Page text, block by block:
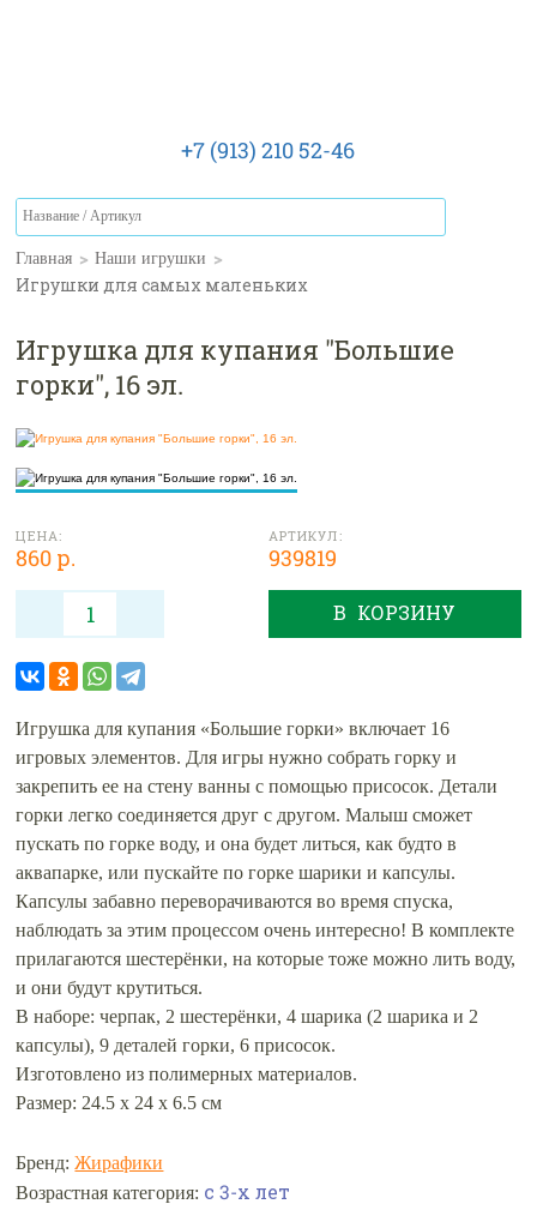
+7 (913) 210 52-46
Главная > Наши игрушки >
Игрушки для самых маленьких
Игрушка для купания "Большие
горки", 16 эл.
ЦЕНА:
860 р.
АРТИКУЛ:
939819
В КОРЗИНУ
Игрушка для купания «Большие горки» включает 16
игровых элементов. Для игры нужно собрать горку и
закрепить ее на стену ванны с помощью присосок. Детали
горки легко соединяется друг с другом. Малыш сможет
пускать по горке воду, и она будет литься, как будто в
аквапарке, или пускайте по горке шарики и капсулы.
Капсулы забавно переворачиваются во время спуска,
наблюдать за этим процессом очень интересно! В комплекте
прилагаются шестерёнки, на которые тоже можно лить воду,
и они будут крутиться.
В наборе: черпак, 2 шестерёнки, 4 шарика (2 шарика и 2
капсулы), 9 деталей горки, 6 присосок.
Изготовлено из полимерных материалов.
Размер: 24.5 х 24 х 6.5 см
Бренд:Жирафики
Возрастная категория: с 3-х лет